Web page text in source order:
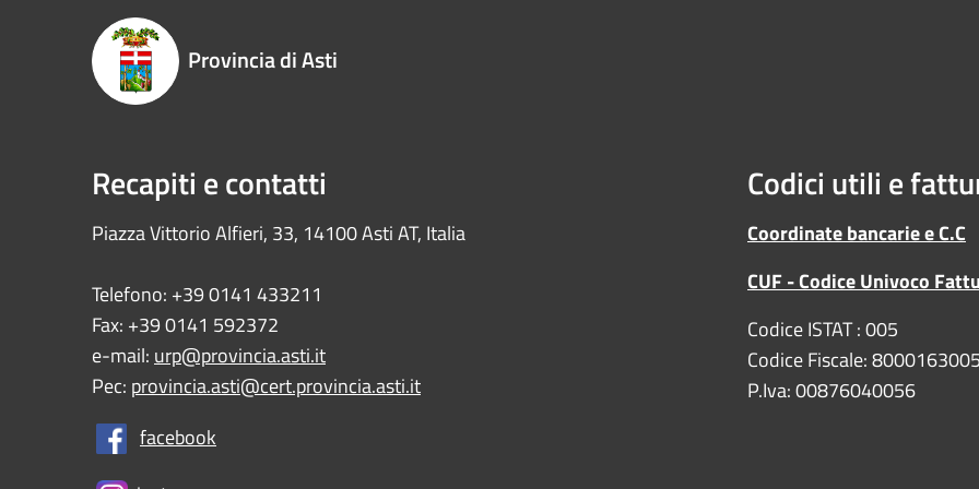
Provincia di Asti
Recapiti e contatti
Piazza Vittorio Alfieri, 33, 14100 Asti AT, Italia
Telefono: +39 0141 433211
Fax: +39 0141 592372
e-mail:urp@provincia.asti.it
Pec: provincia.asti@cert.provincia.asti.it
facebook
Codici utili e
Coordinate bancarie e C.C
CUF - Codice Univoco
Codice ISTAT : 005
Codice Fiscale:
P.Iva: 00876040056